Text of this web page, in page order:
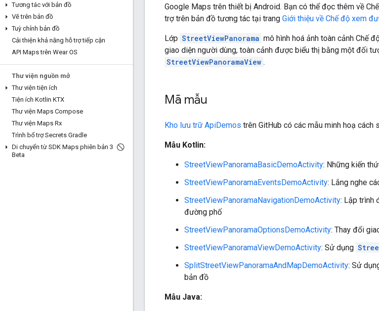
Tương tác với bản đồ
Vẽ trên bản đồ
Tuỳ chỉnh bản đồ
Cải thiện khả năng hỗ trợ tiếp cận
API Maps trên Wear OS
Thư viện nguồn mở
Thư viện tiện ích
Tiện ích Kotlin KTX
Thư viện Maps Compose
Thư viện Maps Rx
Trình bổ trợ Secrets Gradle
Di chuyển từ SDK Maps phiên bản 3
Beta
Google Maps trên thiết bị Android. Bạn có thể đọc thêm về
trợ trên bản đồ tương tác tại trang Giới thiệu về Chế độ xem
Lớp StreetViewPanorama mô hình hoá ảnh toàn cảnh Chế
giao diện người dùng, toàn cảnh được biểu thị bằng một đối
StreetViewPanoramaView .
Mã mẫu
Kho lưu trữ ApiDemos trên GitHub có các mẫu minh hoạ
Mẫu Kotlin:
StreetViewPanoramaBasicDemoActivity: Những kiến
StreetViewPanoramaEventsDemoActivity: Lắng nghe
StreetViewPanoramaNavigationDemoActivity: Lập trình
đường phố
StreetViewPanoramaOptionsDemoActivity: Thay đổi
StreetViewPanoramaViewDemoActivity: Sử dụng
SplitStreetViewPanoramaAndMapDemoActivity: Sử
bản đồ
Mẫu Java: